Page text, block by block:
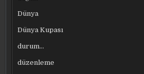
Dünya
Dünya Kupası
durum…
düzenleme